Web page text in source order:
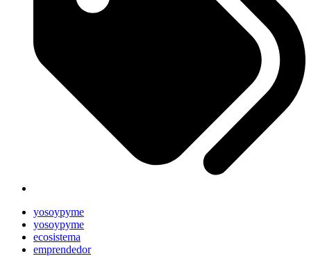
yosoypyme
yosoypyme
ecosistema
emprendedor